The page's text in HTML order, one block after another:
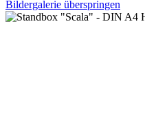
Bildergalerie überspringen